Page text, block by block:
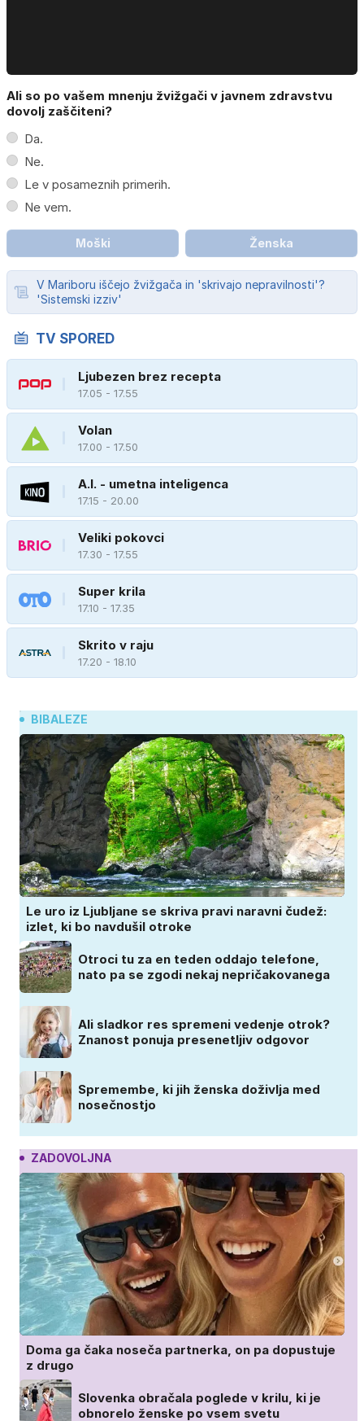
Ali so po vašem mnenju žvižgači v javnem zdravstvu
dovolj zaščiteni?
Da.
Ne.
Le v posameznih primerih.
Ne vem.
Moški Ženska
V Mariboru iščejo žvižgača in 'skrivajo nepravilnosti'?
'Sistemski izziv'
TV SPORED
Ljubezen brez recepta
17.05 - 17.55
Volan
17.00 - 17.50
A.I. - umetna inteligenca
17.15 - 20.00
Veliki pokovci
17.30 - 17.55
Super krila
17.10 - 17.35
Skrito v raju
17.20 - 18.10
BIBALEZE
Le uro iz Ljubljane se skriva pravi naravni čudež:
izlet, ki bo navdušil otroke
Otroci tu za en teden oddajo telefone,
nato pa se zgodi nekaj nepričakovanega
Ali sladkor res spremeni vedenje otrok?
Znanost ponuja presenetljiv odgovor
Spremembe, ki jih ženska doživlja med
nosečnostjo
ZADOVOLJNA
Doma ga čaka noseča partnerka, on pa dopustuje
z drugo
Slovenka obračala poglede v krilu, ki je
obnorelo ženske po vsem svetu